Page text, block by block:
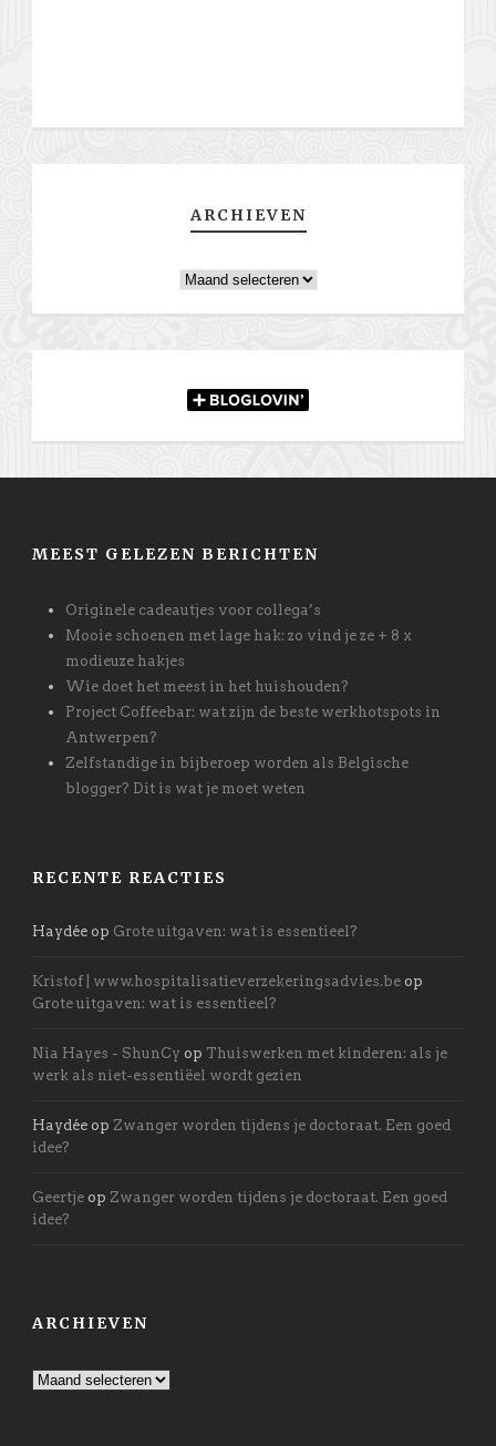
ARCHIEVEN
Archieven
MEEST GELEZEN BERICHTEN
Originele cadeautjes voor collega’s
Mooie schoenen met lage hak: zo vind je ze + 8 x
modieuze hakjes
Wie doet het meest in het huishouden?
Project Coffeebar: wat zijn de beste werkhotspots in
Antwerpen?
Zelfstandige in bijberoep worden als Belgische
blogger? Dit is wat je moet weten
RECENTE REACTIES
Haydée op Grote uitgaven: wat is essentieel?
Kristof | www.hospitalisatieverzekeringsadvies.be op
Grote uitgaven: wat is essentieel?
Nia Hayes - ShunCy op Thuiswerken met kinderen: als je
werk als niet-essentiëel wordt gezien
Haydée op Zwanger worden tijdens je doctoraat. Een goed
idee?
Geertje op Zwanger worden tijdens je doctoraat. Een goed
idee?
ARCHIEVEN
Archieven